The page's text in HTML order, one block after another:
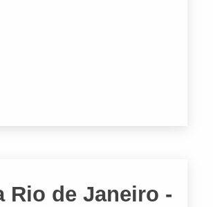
Rio de Janeiro -